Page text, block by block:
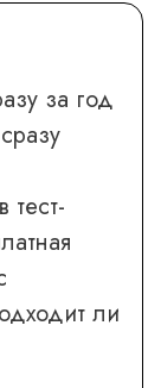
за год
тест-
ли